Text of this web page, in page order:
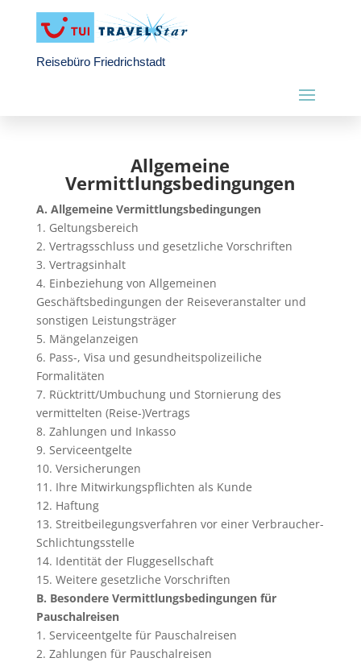
Reisebüro Friedrichstadt
Allgemeine
Vermittlungsbedingungen
A. Allgemeine Vermittlungsbedingungen
1. Geltungsbereich
2. Vertragsschluss und gesetzliche Vorschriften
3. Vertragsinhalt
4. Einbeziehung von Allgemeinen
Geschäftsbedingungen der Reiseveranstalter und
sonstigen Leistungsträger
5. Mängelanzeigen
6. Pass-, Visa und gesundheitspolizeiliche
Formalitäten
7. Rücktritt/Umbuchung und Stornierung des
vermittelten (Reise-)Vertrags
8. Zahlungen und Inkasso
9. Serviceentgelte
10. Versicherungen
11. Ihre Mitwirkungspflichten als Kunde
12. Haftung
13. Streitbeilegungsverfahren vor einer Verbraucher-
Schlichtungsstelle
14. Identität der Fluggesellschaft
15. Weitere gesetzliche Vorschriften
B. Besondere Vermittlungsbedingungen für
Pauschalreisen
1. Serviceentgelte für Pauschalreisen
2. Zahlungen für Pauschalreisen